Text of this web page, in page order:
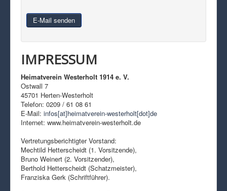
E-Mail senden
IMPRESSUM
Heimatverein Westerholt 1914 e. V.
Ostwall 7
45701 Herten-Westerholt
Telefon: 0209 / 61 08 61
E-Mail: infos[at]heimatverein-westerholt[dot]de
Internet: www.heimatverein-westerholt.de
Vertretungsberichtigter Vorstand:
Mechtild Hetterscheidt (1. Vorsitzende),
Bruno Weinert (2. Vorsitzender),
Berthold Hetterscheidt (Schatzmeister),
Franziska Gerk (Schriftführer).